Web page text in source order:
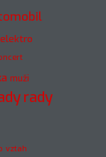
elektro
muži
rady
vztah